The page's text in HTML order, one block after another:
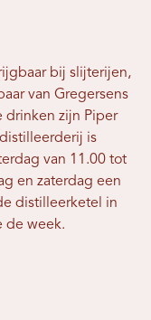
bij slijterijen,
van Gregersens
drinken zijn Piper
is
van 11.00 tot
en zaterdag een
distilleerketel in
de week.